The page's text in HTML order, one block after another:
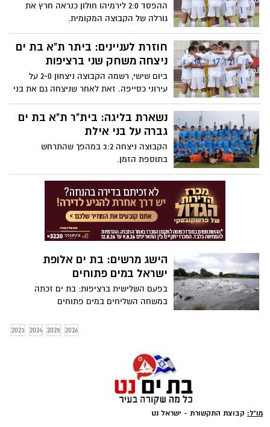
ההפסד 2:0 לירמיהו חולון כנראה חרץ את
גורלה של הקבוצה המקומית.
חוזרת לעניינים: ביתר ת"א בת ים
ניצחה משחק שני ברציפות
ביום שישי, רשמה הקבוצה ניצחון 2-0 על
עירוני כסייפה. זאת לאחר שניצחה גם את בני
אילת.
נשארת בליגה: בית"ר ת"א בת ים
גברה על בני אילת
הקבוצה ניצחה 3:2 במהפך שהתרחש
בתוספת הזמן.
הישג מרשים: בת ים אלופת
ישראל במים פתוחים
בפעם השלישית ברציפות: בת ים זכתה
במשחה השליחים במים פתוחים
2023 2024 2025 2026
מו"ל: קבוצת התקשורת - ישראל נט